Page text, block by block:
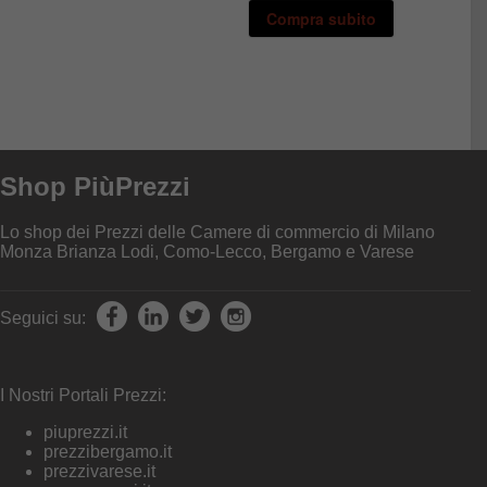
Compra subito
Shop PiùPrezzi
Lo shop dei Prezzi delle Camere di commercio di Milano
Monza Brianza Lodi, Como-Lecco, Bergamo e Varese
Seguici su:
I Nostri Portali Prezzi:
piuprezzi.it
prezzibergamo.it
prezzivarese.it